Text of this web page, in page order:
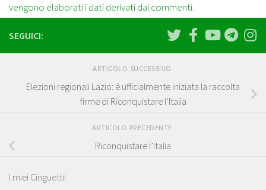
vengono elaborati i dati derivati dai commenti.
SEGUICI:
ARTICOLO SUCCESSIVO
Elezioni regionali Lazio: è ufficialmente iniziata la raccolta
firme di Riconquistare l’Italia
ARTICOLO PRECEDENTE
Riconquistare l’Italia
I miei Cinguettii